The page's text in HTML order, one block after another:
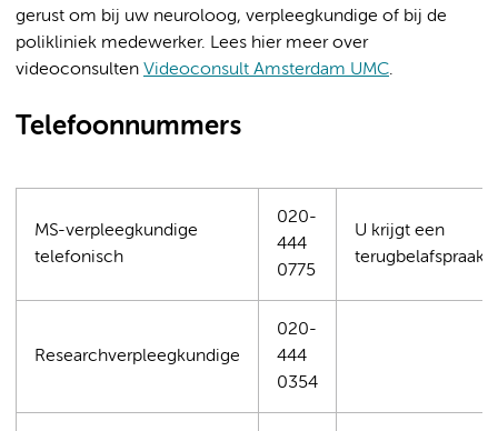
gerust om bij uw neuroloog, verpleegkundige of bij de
polikliniek medewerker. Lees hier meer over
videoconsulten Videoconsult Amsterdam UMC.
Telefoonnummers
MS-verpleegkundige
telefonisch
020-
444
0775
U krijgt een
terugbelafspraak
Researchverpleegkundige
020-
444
0354